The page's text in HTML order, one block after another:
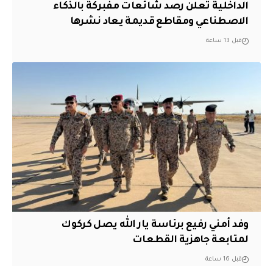
الداخلية تعلن رصد شائعات مفبركة بالذكاء
الاصطناعي ومقاطع قديمة يعاد نشرها
قبل 13 ساعة
وفد أمني رفيع برئاسة يار الله يصل كركوك
لمتابعة جاهزية القطعات
قبل 16 ساعة